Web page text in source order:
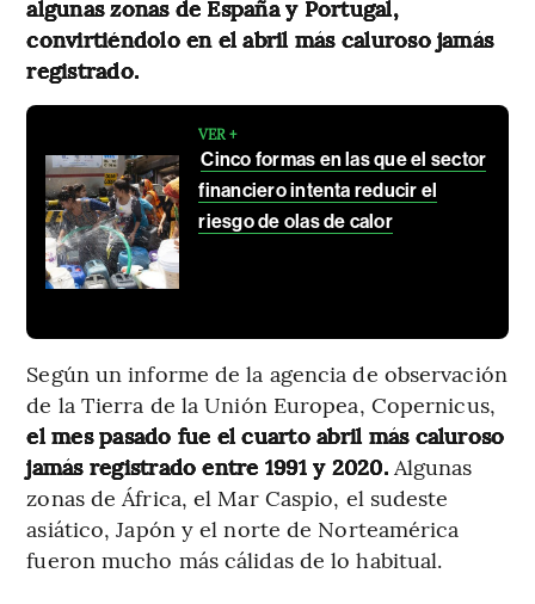
algunas zonas de España y Portugal,
convirtiéndolo en el abril más caluroso jamás
registrado.
VER +
Cinco formas en las que el sector
financiero intenta reducir el
riesgo de olas de calor
Según un informe de la agencia de observación
de la Tierra de la Unión Europea, Copernicus,
el mes pasado fue el cuarto abril más caluroso
jamás registrado entre 1991 y 2020.Algunas
zonas de África, el Mar Caspio, el sudeste
asiático, Japón y el norte de Norteamérica
fueron mucho más cálidas de lo habitual.